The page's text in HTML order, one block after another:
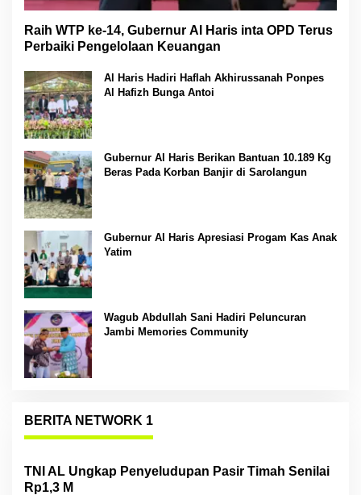
Raih WTP ke-14, Gubernur Al Haris inta OPD Terus
Perbaiki Pengelolaan Keuangan
Al Haris Hadiri Haflah Akhirussanah Ponpes
Al Hafizh Bunga Antoi
Gubernur Al Haris Berikan Bantuan 10.189 Kg
Beras Pada Korban Banjir di Sarolangun
Gubernur Al Haris Apresiasi Progam Kas Anak
Yatim
Wagub Abdullah Sani Hadiri Peluncuran
Jambi Memories Community
BERITA NETWORK 1
TNI AL Ungkap Penyeludupan Pasir Timah Senilai
Rp1,3 M